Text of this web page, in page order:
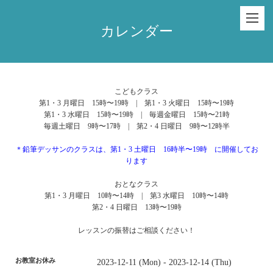
カレンダー
こどもクラス
第1・3 月曜日 15時〜19時 | 第1・3 火曜日 15時〜19時
第1・3 水曜日 15時〜19時 | 毎週金曜日 15時〜21時
毎週土曜日 9時〜17時 | 第2・4 日曜日 9時〜12時半
＊鉛筆デッサンのクラスは、第1・3 土曜日 16時半〜19時 に開催してお
ります
おとなクラス
第1・3 月曜日 10時〜14時 | 第3 水曜日 10時〜14時
第2・4 日曜日 13時〜19時
レッスンの振替はご相談ください！
お教室お休み 2023-12-11 (Mon) - 2023-12-14 (Thu)